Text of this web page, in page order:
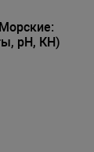
рН, КН)